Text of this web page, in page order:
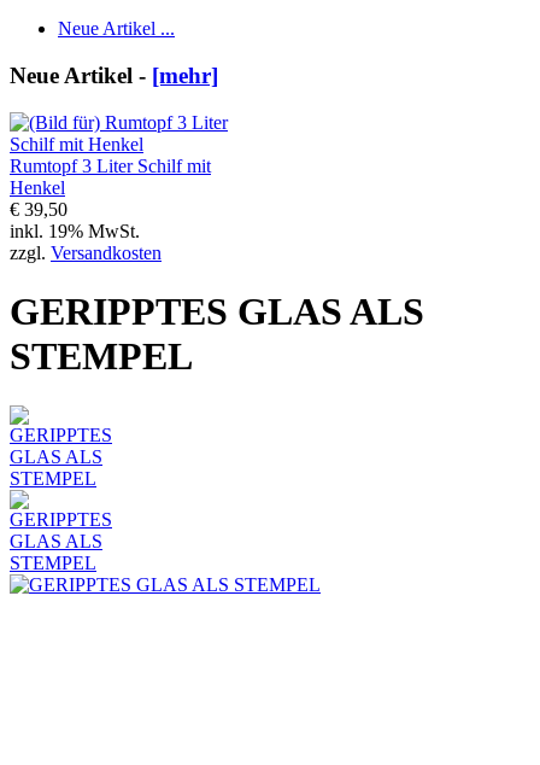
Neue Artikel ...
Neue Artikel - [mehr]
Rumtopf 3 Liter Schilf mit
Henkel
€ 39,50
inkl. 19% MwSt.
zzgl. Versandkosten
GERIPPTES GLAS ALS
STEMPEL